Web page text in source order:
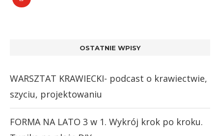
OSTATNIE WPISY
WARSZTAT KRAWIECKI- podcast o krawiectwie,
szyciu, projektowaniu
FORMA NA LATO 3 w 1. Wykrój krok po kroku.